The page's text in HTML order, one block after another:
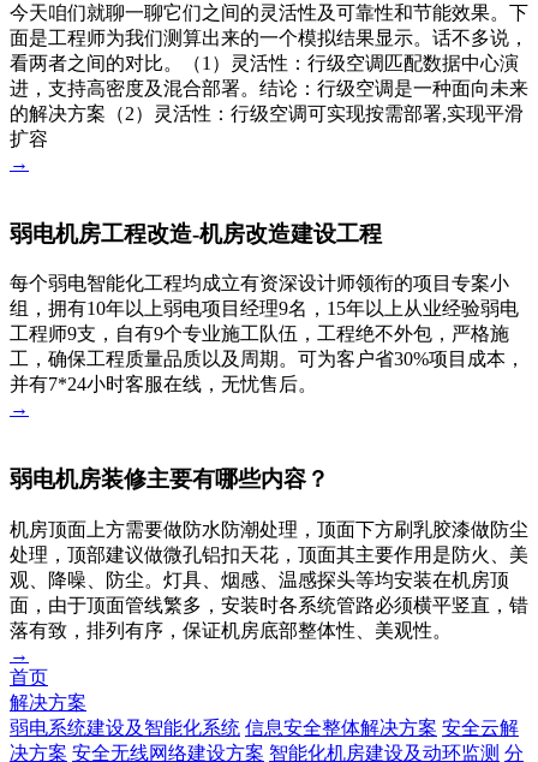
今天咱们就聊一聊它们之间的灵活性及可靠性和节能效果。下
面是工程师为我们测算出来的一个模拟结果显示。话不多说，
看两者之间的对比。（1）灵活性：行级空调匹配数据中心演
进，支持高密度及混合部署。结论：行级空调是一种面向未来
的解决方案（2）灵活性：行级空调可实现按需部署,实现平滑
扩容
→
弱电机房工程改造-机房改造建设工程
每个弱电智能化工程均成立有资深设计师领衔的项目专案小
组，拥有10年以上弱电项目经理9名，15年以上从业经验弱电
工程师9支，自有9个专业施工队伍，工程绝不外包，严格施
工，确保工程质量品质以及周期。可为客户省30%项目成本，
并有7*24小时客服在线，无忧售后。
→
弱电机房装修主要有哪些内容？
机房顶面上方需要做防水防潮处理，顶面下方刷乳胶漆做防尘
处理，顶部建议做微孔铝扣天花，顶面其主要作用是防火、美
观、降噪、防尘。灯具、烟感、温感探头等均安装在机房顶
面，由于顶面管线繁多，安装时各系统管路必须横平竖直，错
落有致，排列有序，保证机房底部整体性、美观性。
→
首页
解决方案
弱电系统建设及智能化系统 信息安全整体解决方案 安全云解
决方案 安全无线网络建设方案 智能化机房建设及动环监测 分